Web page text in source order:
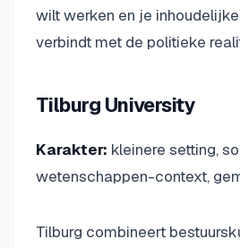
wilt werken en je
verbindt met de politieke
Tilburg University
Karakter: kleinere setting,
wetenschappen-context,
Tilburg combineert